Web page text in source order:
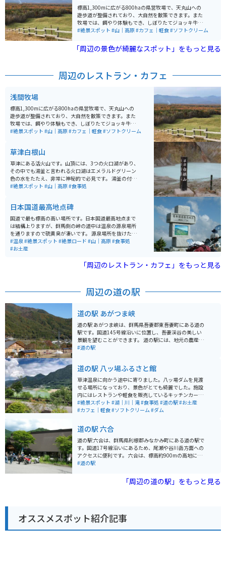
標高1,300mに広がる800haの県営牧場で、天丸山への
遊歩道が整備されており、大自然を散策できます。また
牧場では、餌やり体験もでき、しぼりたてジョッキ牛乳
や濃厚なソフトクリームも人気です。駐車場も入場料も
#絶景スポット #山｜高原#カフェ｜軽食#ソフトクリーム
「周辺の景色が綺麗なスポット」をもっと見る
周辺のレストラン・カフェ
浅間牧場
標高1,300mに広がる800haの県営牧場で、天丸山への
遊歩道が整備されており、大自然を散策できます。また
牧場では、餌やり体験もでき、しぼりたてジョッキ牛乳
や濃厚なソフトクリームも人気です。駐車場も入場料も
#絶景スポット #山｜高原#カフェ｜軽食#ソフトクリーム
草津白根山
草津にある活火山です。山頂には、3つの火口湖があり、
その中でも湯釜と言われる火口湖はエメラルドグリーン
色の水をたたえ、非常に神秘的で必見です。 湯釜の付近
には大型駐車場があります。草津温泉に行ったら是非、
ては、冬季（11月から4月頃）は通行止めになること、
活火山のため噴火警戒レベルに応じて年単位で立ち入り
禁止になることです。公式サイト、もしくは気象庁のサ
イトの情報をチェックしてから行きましょう。
#絶景スポット #山｜高原#食事処
日本国道最高地点碑
国道で最も標高の高い場所です。日本国道最高地点まで
は結構上りますが、群馬側の峠の道中は温泉の源泉場所
を通りますので硫黄臭が凄いです。 源泉場所を抜けた先
の景色は絶景です。まるで、もののけ姫の映画の中に入
ったような世界です。ところどころ景色を堪能できるよ
道幅はそれほど狭くありませんが、場所により危険個所
#温泉#絶景スポット #絶景ロード #山｜高原#食事処
#お土産
「周辺のレストラン・カフェ」をもっと見る
周辺の道の駅
道の駅 あがつま峡
道の駅 あがつま峡は、群馬県吾妻郡東吾妻町にある道の
駅です。国道145号線沿いに位置し、吾妻渓谷の美しい
景観を望むことができます。 道の駅には、地元の農産物
や特産品を販売する直売所、レストラン、軽食コーナー
合、道の駅には広々とした駐車場が完備されているので
安心です。周辺には、吾妻渓谷遊歩道や、草津温泉、四
万温泉など、観光スポットも充実しています。 地元の名
産品としては、嬬恋高原キャベツや、蒟蒻、温泉まんじ
ゅうなどが有名です。道の駅 あがつま峡は、自然豊かな
環境の中で、地元の味覚や景色を楽しむことができるス
#道の駅
道の駅 八ッ場ふるさと館
草津温泉に向かう途中に寄りました。八ッ場ダムを見渡
せる場所になっており、景色がとても綺麗でした。施設
内にはレストランや軽食を販売しているキッチンカーな
ども停まっており、絶景を見ながらグルメを楽しむこと
ができます。足湯もありました。
#絶景スポット #湖｜川｜滝#食事処 #道の駅#お土産
#カフェ｜軽食#ソフトクリーム#ダム
道の駅 六合
道の駅 六合は、群馬県利根郡みなかみ町にある道の駅で
す。国道17号線沿いにあるため、尾瀬や谷川岳方面への
アクセスに便利です。 六合は、標高約900mの高地に位
置しており、夏は涼しく避暑地としても人気がありま
り、新鮮な野菜や山菜、きのこなどを購入することがで
きます。また、六合茶屋では、地元で採れた山菜を使っ
し、カーブや勾配が多い区間もあるので、安全運転を心
がけましょう。 周辺には、温泉宿やキャンプ場などもあ
り、自然を満喫することができます。特に、道の駅から
#道の駅
「周辺の道の駅」をもっと見る
オススメスポット紹介記事